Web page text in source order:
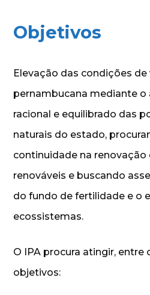
Objetivos
Elevação das condições
pernambucana mediante
racional e equilibrado das
naturais do estado,
continuidade na renovação
renováveis e buscando
do fundo de fertilidade e o
ecossistemas.
O IPA procura atingir, entre
objetivos: